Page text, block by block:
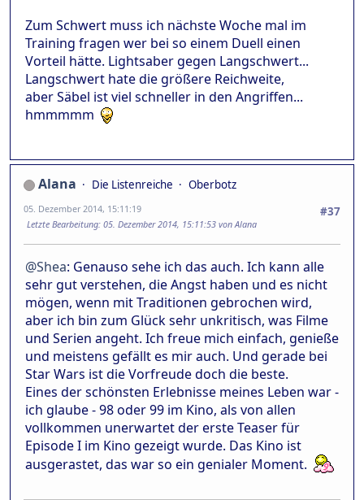
Zum Schwert muss ich nächste Woche mal im
Training fragen wer bei so einem Duell einen
Vorteil hätte. Lightsaber gegen Langschwert...
Langschwert hate die größere Reichweite,
aber Säbel ist viel schneller in den Angriffen...
hmmmmm
Alana Die Listenreiche
Oberbotz
#37
05. Dezember 2014, 15:11:19
Letzte Bearbeitung: 05. Dezember 2014, 15:11:53 von Alana
@Shea: Genauso sehe ich das auch. Ich kann alle
sehr gut verstehen, die Angst haben und es nicht
mögen, wenn mit Traditionen gebrochen wird,
aber ich bin zum Glück sehr unkritisch, was Filme
und Serien angeht. Ich freue mich einfach, genieße
und meistens gefällt es mir auch. Und gerade bei
Star Wars ist die Vorfreude doch die beste.
Eines der schönsten Erlebnisse meines Leben war -
ich glaube - 98 oder 99 im Kino, als von allen
vollkommen unerwartet der erste Teaser für
Episode I im Kino gezeigt wurde. Das Kino ist
ausgerastet, das war so ein genialer Moment.